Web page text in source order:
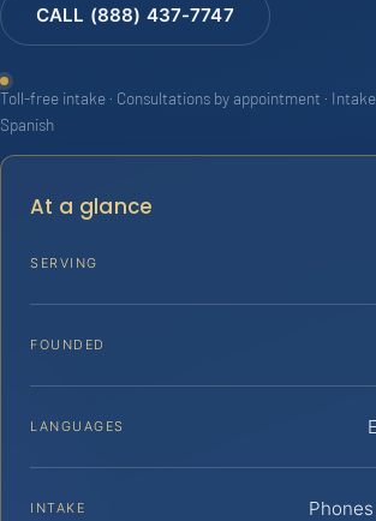
CALL (888) 437-7747
Toll-free intake · Consultations by appointment ·
Spanish
At a glance
SERVING
FOUNDED
LANGUAGES
INTAKE